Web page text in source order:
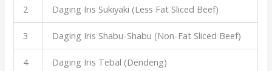
2 Daging Iris Sukiyaki (Less Fat Sliced Beef)
3 Daging Iris Shabu-Shabu (Non-Fat Sliced Beef)
4 Daging Iris Tebal (Dendeng)